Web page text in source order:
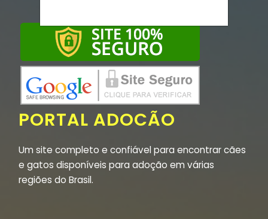
PORTAL ADOCÃO
Um site completo e confiável para encontrar cães
e gatos disponíveis para adoção em várias
regiões do Brasil.